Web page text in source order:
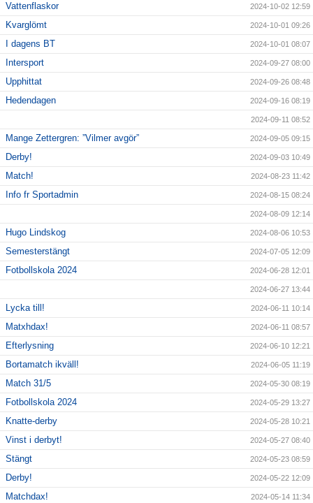
Vattenflaskor 2024-10-02 12:59
Kvarglömt 2024-10-01 09:26
I dagens BT 2024-10-01 08:07
Intersport 2024-09-27 08:00
Upphittat 2024-09-26 08:48
Hedendagen 2024-09-16 08:19
2024-09-11 08:52
Mange Zettergren: ”Vilmer avgör” 2024-09-05 09:15
Derby! 2024-09-03 10:49
Match! 2024-08-23 11:42
Info fr Sportadmin 2024-08-15 08:24
2024-08-09 12:14
Hugo Lindskog 2024-08-06 10:53
Semesterstängt 2024-07-05 12:09
Fotbollskola 2024 2024-06-28 12:01
2024-06-27 13:44
Lycka till! 2024-06-11 10:14
Matxhdax! 2024-06-11 08:57
Efterlysning 2024-06-10 12:21
Bortamatch ikväll! 2024-06-05 11:19
Match 31/5 2024-05-30 08:19
Fotbollskola 2024 2024-05-29 13:27
Knatte-derby 2024-05-28 10:21
Vinst i derbyt! 2024-05-27 08:40
Stängt 2024-05-23 08:59
Derby! 2024-05-22 12:09
Matchdax! 2024-05-14 11:34